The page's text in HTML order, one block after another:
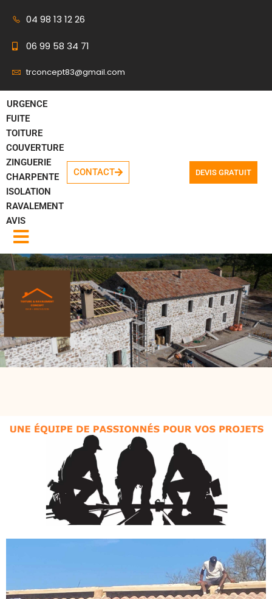
au
04 98 13 12 26
06 99 58 34 71
trconcept83@gmail.com
URGENCE
FUITE
TOITURE
COUVERTURE
ZINGUERIE
CHARPENTE
ISOLATION
RAVALEMENT
AVIS
Hamburger Toggle Menu
CONTACT DEVIS GRATUIT